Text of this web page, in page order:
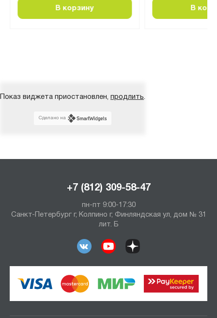
В корзину В
Показ виджета приостановлен, продлить.
Сделано на
+7 (812) 309-58-47
пн-пт 9:00-17:30
Санкт-Петербург г, Колпино г, Финляндская ул, дом № 31
лит. Б